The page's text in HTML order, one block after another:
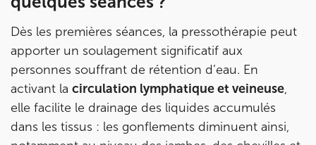
Dès les premières séances, la pressothérapie peut
apporter un soulagement significatif aux
personnes souffrant de rétention d’eau. En
activant la circulation lymphatique et veineuse,
elle facilite le drainage des liquides accumulés
dans les tissus : les gonflements diminuent ainsi,
Prenez RDV sur
Prenez RDV sur
IK BOIS COLOMBES
1 Rue Mertens 92600 Bois-Colombes
1 Rue Mertens 92600 Bois-Colombes
01 43 50 50 81